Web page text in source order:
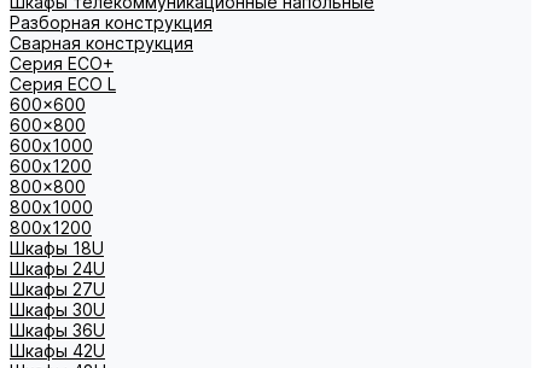
Разборная конструкция
Сварная конструкция
Серия ECO+
Серия ECO L
600x600
600x800
600х1000
600х1200
800x800
800х1000
800х1200
Шкафы 18U
Шкафы 24U
Шкафы 27U
Шкафы 30U
Шкафы 36U
Шкафы 42U